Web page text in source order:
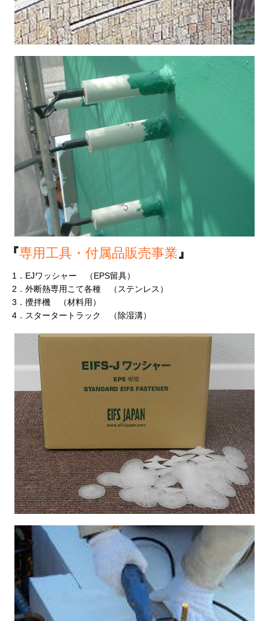
『専用工具・付属品販売事業』
1．EJワッシャー （EPS留具）
2．外断熱専用こて各種 （ステンレス）
3．攪拌機 （材料用）
4．スタータートラック （除湿溝）